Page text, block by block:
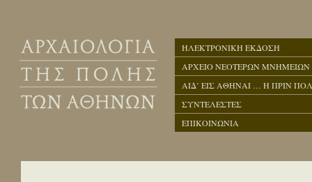
ΗΛΕΚΤΡΟΝΙΚΗ ΕΚΔΟΣΗ
ΑΡΧΕΙΟ ΝΕΟΤΕΡΩΝ ΜΝΗΜΕΙΩΝ
ΑΙΔ’ ΕΙΣ ΑΘΗΝΑΙ … Η ΠΡΙΝ
ΣΥΝΤΕΛΕΣΤΕΣ
ΕΠΙΚΟΙΝΩΝΙΑ